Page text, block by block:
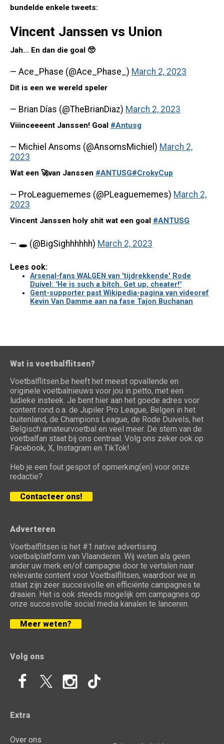
bundelde enkele tweets:
Vincent Janssen vs Union
Jah... En dan die goal 🥺
— Ace_Phase (@Ace_Phase_) March 2, 2023
Dit is een we wereld speler
— Brian Días (@TheBrianDiaz) March 2, 2023
Viiinceeeent Janssen! Goal #Antusg
— Michiel Ansoms (@AnsomsMichiel) March 2,
2023
Wat een 🚀van Janssen #ANTUSG#CrokyCup
— ProLeaguememes (@PLeaguememes) March 2,
2023
Vincent Janssen holy shit wat een goal #ANTUSG
— 🕳️ (@BigSighhhhhh) March 2, 2023
Lees ook:
Arsenal-fans WALGEN van 'tijdrekkende' Rode
Duivel: "He is such a bitch. Get up, cheater!"
Gent-supporter past Wikipedia-pagina van videoref
Kevin Van Damme aan na fase Tajon Buchanan
Wat is voetbalflitsen?
Voetbalflitsen.be heeft het meest opvallende en
originele voetbalnieuws voor jou in petto, met een
ludieke insteek. Je bent hier aan het goede adres voor
content rond o.a. de Jupiler Pro League, Belgen in het
buitenland, de Champions League, de Rode Duivels, het
Belgisch amateurvoetbal en veel meer. De stem van de
voetbalfan staat bij ons centraal. Volg ons zeker ook op
Facebook, X, Instagram en TikTok!
Heb je een fout gespot of opmerking(en) voor onze
redactie?
Contacteer ons!
Adverteren
Voetbalflitsen is het #1 native advertising
voetbalplatform van Vlaanderen. Wij weten als geen
ander uw merk en/of campagne door te vertalen naar
relevante content voor Voetbalflitsen, waardoor we in
staat zijn zeer succesvolle en efficiënte campagnes te
draaien. Het is ook steeds mogelijk om campagnes op
onze succesvolle social media kanalen te lanceren.
Meer weten?
Volg ons
Extra
Over ons